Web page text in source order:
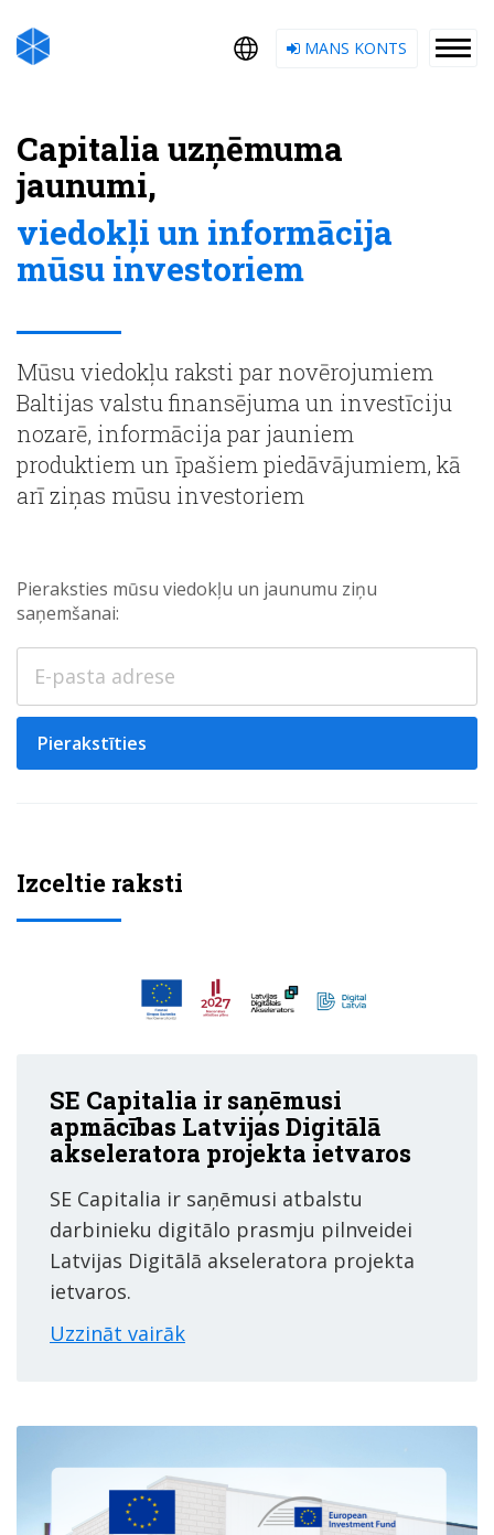
MANS KONTS
Capitalia uzņēmuma
jaunumi,
viedokļi un informācija
mūsu investoriem
Mūsu viedokļu raksti par novērojumiem
Baltijas valstu finansējuma un investīciju
nozarē, informācija par jauniem
produktiem un īpašiem piedāvājumiem, kā
arī ziņas mūsu investoriem
Pieraksties mūsu viedokļu un jaunumu ziņu
saņemšanai:
Pierakstīties
Izceltie raksti
SE Capitalia ir saņēmusi
apmācības Latvijas Digitālā
akseleratora projekta ietvaros
SE Capitalia ir saņēmusi atbalstu
darbinieku digitālo prasmju pilnveidei
Latvijas Digitālā akseleratora projekta
ietvaros.
Uzzināt vairāk